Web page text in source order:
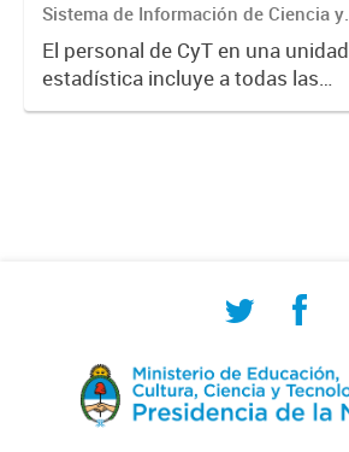
Sistema de Información de Ciencia y
Tecnología Argentino (SICYTAR)
El personal de CyT en una unidad
estadística incluye a todas las
personas involucradas